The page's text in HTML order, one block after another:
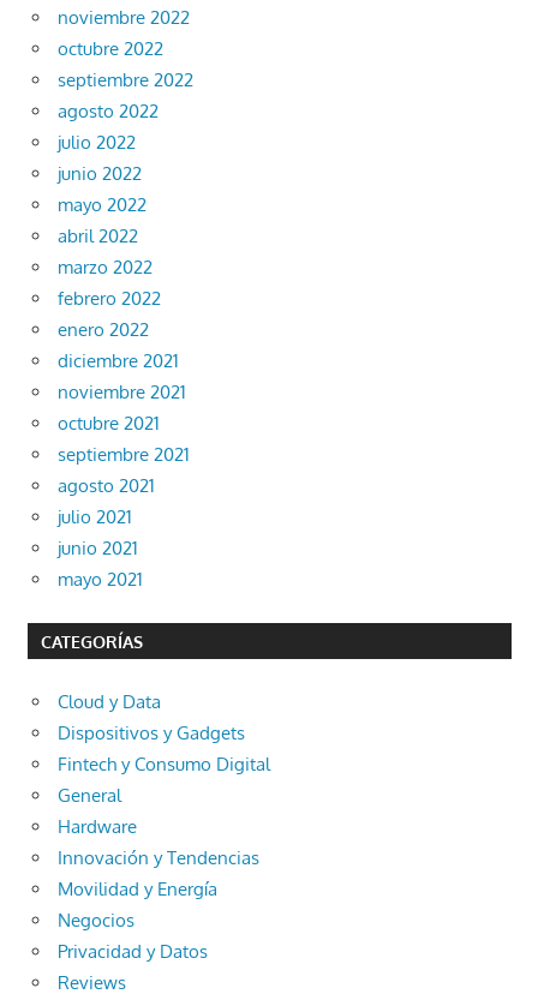
noviembre 2022
octubre 2022
septiembre 2022
agosto 2022
julio 2022
junio 2022
mayo 2022
abril 2022
marzo 2022
febrero 2022
enero 2022
diciembre 2021
noviembre 2021
octubre 2021
septiembre 2021
agosto 2021
julio 2021
junio 2021
mayo 2021
CATEGORÍAS
Cloud y Data
Dispositivos y Gadgets
Fintech y Consumo Digital
General
Hardware
Innovación y Tendencias
Movilidad y Energía
Negocios
Privacidad y Datos
Reviews